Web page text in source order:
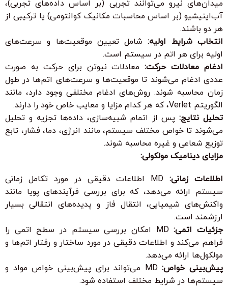
میدان‌های نیرو می‌توانند تجربی (بر اساس داده‌های تجربی)،
آب‌اینیشیو (بر اساس محاسبات مکانیک کوانتومی) یا ترکیبی از
هر دو باشند.
انتخاب شرایط اولیه:شامل تعیین موقعیت‌ها و سرعت‌های
اولیه برای هر اتم در سیستم است.
ادغام معادلات حرکت:معادلات نیوتن برای حرکت به صورت
عددی ادغام می‌شوند تا موقعیت‌ها و سرعت‌های اتم‌ها در طول
زمان محاسبه شوند. روش‌های ادغام مختلفی وجود دارد، مانند
الگوریتم Verlet، که هر کدام مزایا و معایب خاص خود را دارند.
تحلیل نتایج:پس از اتمام شبیه‌سازی، داده‌ها تجزیه و تحلیل
می‌شوند تا خواص مختلف سیستم، مانند انرژی، دما، فشار، تابع
توزیع شعاعی و غیره محاسبه شوند.
مزایای دینامیک مولکولی:
اطلاعات زمانی:
MD اطلاعات دقیقی در مورد تکامل زمانی
سیستم ارائه می‌دهد، که برای بررسی فرآیندهای پویا مانند
واکنش‌های شیمیایی، انتقال فاز و پدیده‌های انتقالی بسیار
ارزشمند است.
جزئیات اتمی:
MD امکان بررسی سیستم در سطح اتمی را
فراهم می‌کند و اطلاعات دقیقی در مورد ساختار و رفتار اتم‌ها و
مولکول‌ها ارائه می‌دهد.
پیش‌بینی خواص:
MD می‌تواند برای پیش‌بینی خواص مواد و
سیستم‌ها در شرایط مختلف استفاده شود.